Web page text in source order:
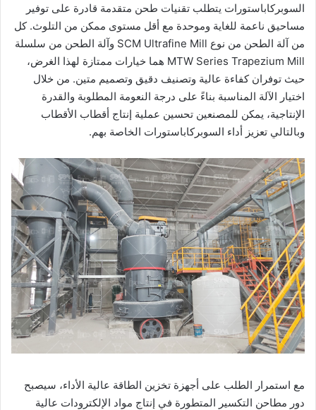
السوبركاباستورات يتطلب تقنيات طحن متقدمة قادرة على توفير
مساحيق ناعمة للغاية وموحدة مع أقل مستوى ممكن من التلوث. كل
من آلة الطحن من نوع SCM Ultrafine Mill وآلة الطحن من سلسلة
MTW Series Trapezium Mill هما خيارات ممتازة لهذا الغرض،
حيث توفران كفاءة عالية وتصنيف دقيق وتصميم متين. من خلال
اختيار الآلة المناسبة بناءً على درجة النعومة المطلوبة والقدرة
الإنتاجية، يمكن للمصنعين تحسين عملية إنتاج أقطاب الأقطاب
وبالتالي تعزيز أداء السوبركاباستورات الخاصة بهم.
مع استمرار الطلب على أجهزة تخزين الطاقة عالية الأداء، سيصبح
دور مطاحن التكسير المتطورة في إنتاج مواد الإلكترودات عالية